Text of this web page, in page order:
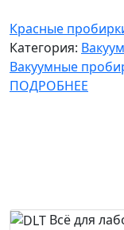
Красные
Категория:
Вакуумные
ПОДРОБНЕЕ
Всё для